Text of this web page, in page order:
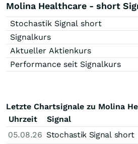
Molina Healthcare - short
Stochastik Signal short
Signalkurs
Aktueller Aktienkurs
Performance seit Signalkurs
Letzte Chartsignale zu Molina
Uhrzeit
Signal
05.08.26 Stochastik Signal short